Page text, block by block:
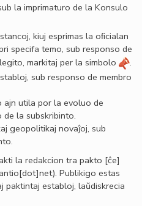
la imprimaturo de la Konsulo
kiuj esprimas la oﬁcialan
specifa temo, sub responso de
markitaj per la simbolo
.
sub responso de membro
ajn utila por la evoluo de
de la subskribinto.
geopolitikaj novaĵoj, sub
la redakcion tra pakto [ĉe]
. Publikigo estas
paktintaj establoj, laŭdiskrecia